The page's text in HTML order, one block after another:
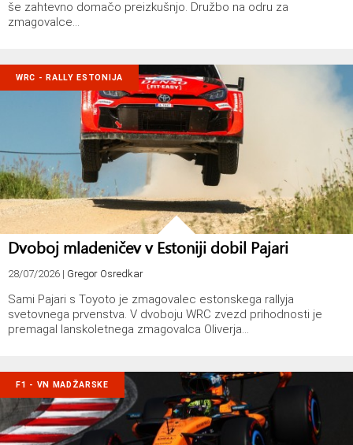
še zahtevno domačo preizkušnjo. Družbo na odru za
zmagovalce…
WRC - RALLY ESTONIJA
Dvoboj mladeničev v Estoniji dobil Pajari
28/07/2026 | Gregor Osredkar
Sami Pajari s Toyoto je zmagovalec estonskega rallyja
svetovnega prvenstva. V dvoboju WRC zvezd prihodnosti je
premagal lanskoletnega zmagovalca Oliverja…
F1 - VN MADŽARSKE